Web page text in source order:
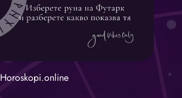
Horoskopi.online